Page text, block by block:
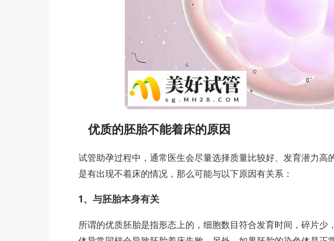
优质的胚胎不能着床的原因
试管助孕过程中，通常医生会尽量选择质量比较好、发育潜力
是有出现不着床的情况，那么可能与以下原因有关系：
1、与胚胎本身有关
所谓的优质胚胎是指形态上的，细胞数目符合发育时间，碎片